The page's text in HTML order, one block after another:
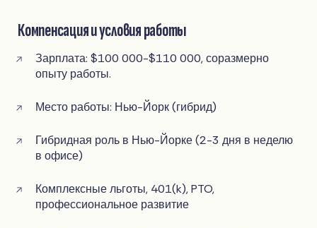
Компенсация и условия работы
Зарплата: $100 000-$110 000, соразмерно
опыту работы.
Место работы: Нью-Йорк (гибрид)
Гибридная роль в Нью-Йорке (2-3 дня в неделю
в офисе)
Комплексные льготы, 401(k), PTO,
профессиональное развитие